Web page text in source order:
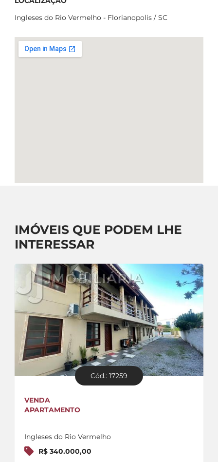
Ingleses do Rio Vermelho - Florianopolis / SC
IMÓVEIS QUE PODEM LHE
INTERESSAR
Cód.: 17259
VENDA
APARTAMENTO
Ingleses do Rio Vermelho
R$ 340.000,00